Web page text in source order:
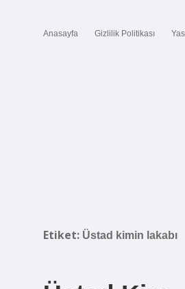
Anasayfa Gizlilik Politikası
Etiket: Üstad kimin lakabı